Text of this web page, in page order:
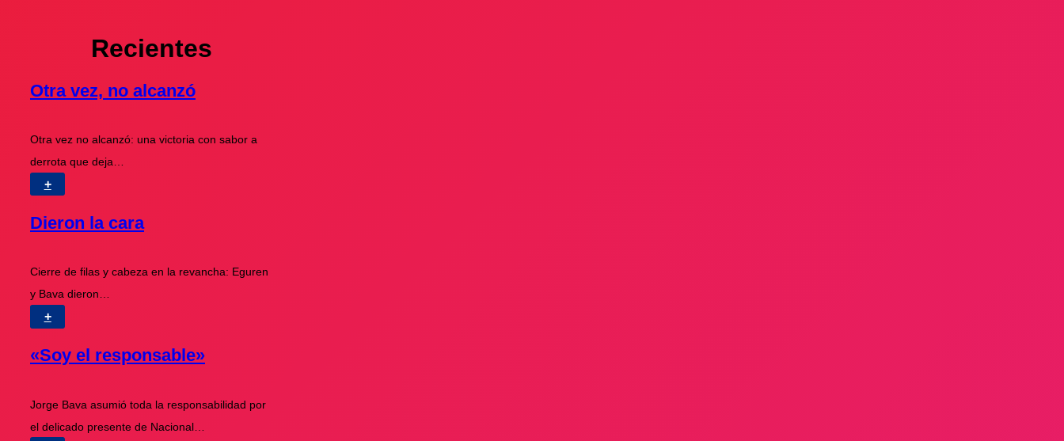
Recientes
Otra vez, no alcanzó
Otra vez no alcanzó: una victoria con sabor a
derrota que deja…
+
Dieron la cara
Cierre de filas y cabeza en la revancha: Eguren
y Bava dieron…
+
«Soy el responsable»
Jorge Bava asumió toda la responsabilidad por
el delicado presente de Nacional…